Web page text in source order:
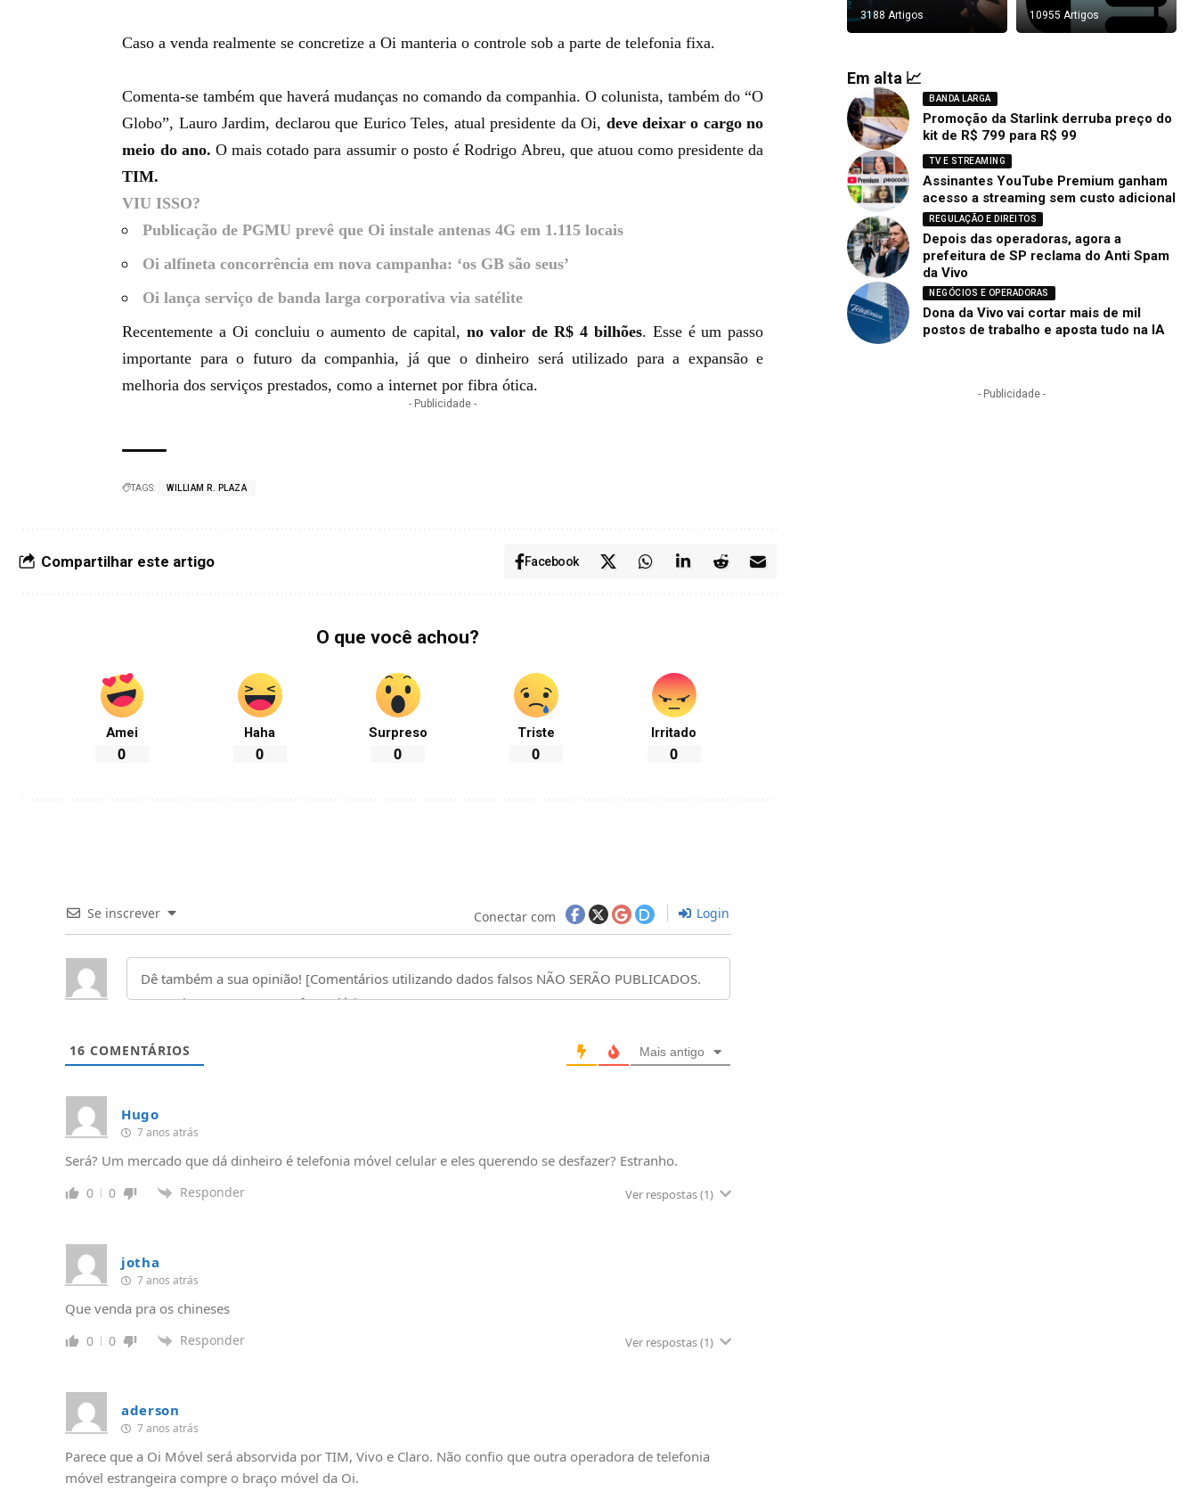
Caso a venda realmente se concretize a Oi manteria o controle sob a parte de telefonia fixa.
Comenta-se também que haverá mudanças no comando da companhia. O colunista, também do “O
Globo”, Lauro Jardim, declarou que Eurico Teles, atual presidente da Oi, deve deixar o cargo no
meio do ano. O mais cotado para assumir o posto é Rodrigo Abreu, que atuou como presidente da
TIM.
VIU ISSO?
Publicação de PGMU prevê que Oi instale antenas 4G em 1.115 locais
Oi alfineta concorrência em nova campanha: ‘os GB são seus’
Oi lança serviço de banda larga corporativa via satélite
Recentemente a Oi concluiu o aumento de capital, no valor de R$ 4 bilhões. Esse é um passo
importante para o futuro da companhia, já que o dinheiro será utilizado para a expansão e
melhoria dos serviços prestados, como a internet por fibra ótica.
- Publicidade -
TAGS: WILLIAM R. PLAZA
Compartilhar este artigo Facebook
O que você achou?
Amei
0
Haha
0
Surpreso
0
Triste
0
Irritado
0
Se inscrever Conectar com Login
16 COMENTÁRIOS Mais antigo
Hugo
7 anos atrás
Será? Um mercado que dá dinheiro é telefonia móvel celular e eles querendo se desfazer? Estranho.
0 0 Responder Ver respostas(1)
jotha
7 anos atrás
Que venda pra os chineses
0 0 Responder Ver respostas(1)
aderson
7 anos atrás
Parece que a Oi Móvel será absorvida por TIM, Vivo e Claro. Não confio que outra operadora de telefonia
móvel estrangeira compre o braço móvel da Oi.
3188 Artigos 10955 Artigos
Em alta 📈
BANDA LARGA
Promoção da Starlink derruba preço do
kit de R$ 799 para R$ 99
TV E STREAMING
Assinantes YouTube Premium ganham
acesso a streaming sem custo adicional
REGULAÇÃO E DIREITOS
Depois das operadoras, agora a
prefeitura de SP reclama do Anti Spam
da Vivo
NEGÓCIOS E OPERADORAS
Dona da Vivo vai cortar mais de mil
postos de trabalho e aposta tudo na IA
- Publicidade -